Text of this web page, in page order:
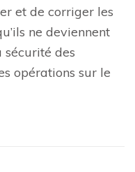
et de corriger les
ne deviennent
sécurité des
opérations sur le